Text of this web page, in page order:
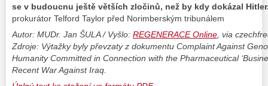
se v budoucnu ještě větších zločinů, než by kdy dokázal
prokurátor Telford Taylor před Norimberským tribunálem
Autor: MUDr. Jan ŠULA / Vyšlo: REGENERACE Online , via
Zdroje: Výtažky byly převzaty z dokumentu Complaint Against
Humanity Committed in Connection with the Pharmaceutical
Recent War Against Iraq.